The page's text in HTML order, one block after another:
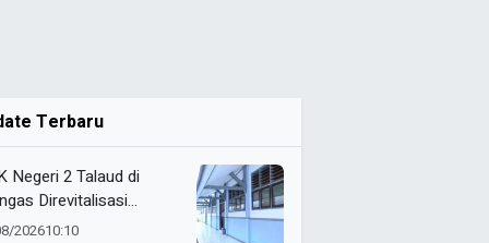
Terbaru
Negeri 2 Talaud di
Direvitalisasi
21 Tahun, Pendidikan
202610:10